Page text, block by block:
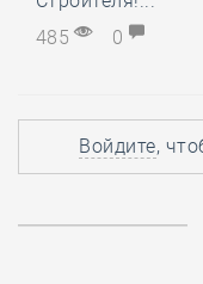
485
0
Войдите,